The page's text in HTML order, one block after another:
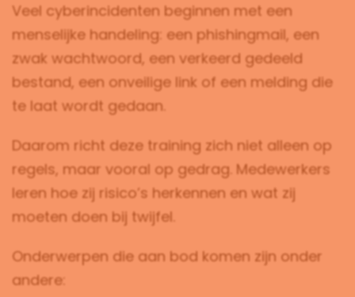
Veel cyberincidenten beginnen met een
menselijke handeling: een phishingmail, een
zwak wachtwoord, een verkeerd gedeeld
bestand, een onveilige link of een melding die
te laat wordt gedaan.
Daarom richt deze training zich niet alleen op
regels, maar vooral op gedrag. Medewerkers
leren hoe zij risico’s herkennen en wat zij
moeten doen bij twijfel.
Onderwerpen die aan bod komen zijn onder
andere: